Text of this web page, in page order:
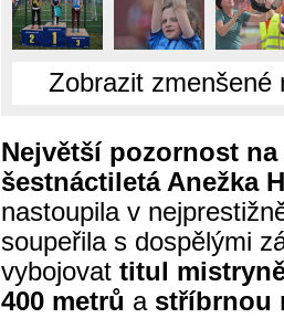
Zobrazit zmenšené
Největší pozornost
šestnáctiletá Anežka
nastoupila v
soupeřila s dospělými
vybojovat titul
400 metrů a stříbrnou